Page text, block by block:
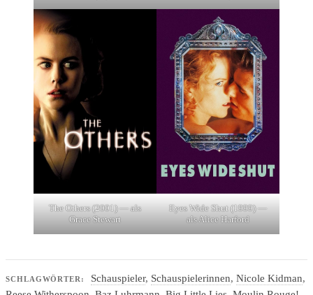
The Others (2001) — als
Grace Stewart
Eyes Wide Shut (1999) —
als Alice Harford
SCHLAGWÖRTER: Schauspieler, Schauspielerinnen, Nicole Kidman,